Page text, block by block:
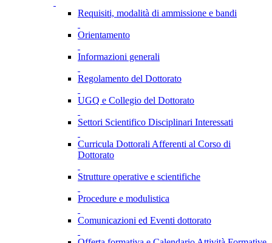
Requisiti, modalità di ammissione e bandi
Orientamento
Informazioni generali
Regolamento del Dottorato
UGQ e Collegio del Dottorato
Settori Scientifico Disciplinari Interessati
Curricula Dottorali Afferenti al Corso di
Dottorato
Strutture operative e scientifiche
Procedure e modulistica
Comunicazioni ed Eventi dottorato